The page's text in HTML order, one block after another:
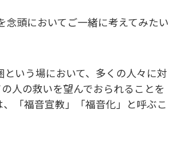
頭においてご一緒に考えてみたい
いう場において、多くの人々に対
人の救いを望んでおられることを
「福音宣教」「福音化」と呼ぶこ